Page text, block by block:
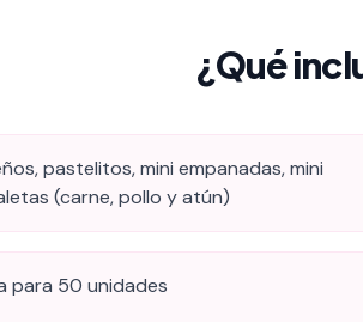
¿Qué
pastelitos, mini empanadas, mini
(carne, pollo y atún)
para 50 unidades